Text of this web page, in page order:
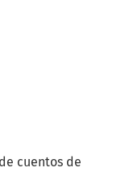
de cuentos de